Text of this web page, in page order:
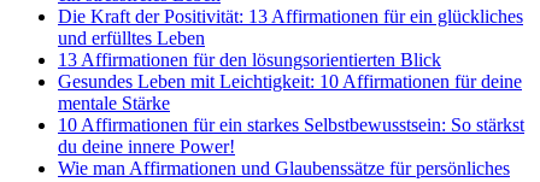
Die Kraft der Positivität: 13 Affirmationen für ein glückliches
und erfülltes Leben
13 Affirmationen für den lösungsorientierten Blick
Gesundes Leben mit Leichtigkeit: 10 Affirmationen für deine
mentale Stärke
10 Affirmationen für ein starkes Selbstbewusstsein: So stärkst
du deine innere Power!
Wie man Affirmationen und Glaubenssätze für persönliches